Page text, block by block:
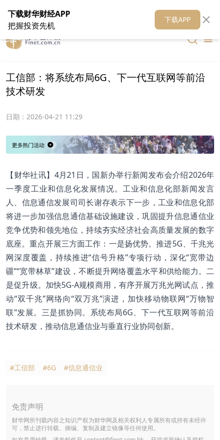
在线客服 关于我们 财华媒体矩阵 财华智库
工信部：将系统布局6G、下一代互联网等前沿
技术研发​
日期： 2026-04-21 11:29
​【财华社讯】4月21日，国新办举行新闻发布会介绍2026年
一季度工业和信息化发展情况。工业和信息化部新闻发言
人、信息通信发展司司长谢存表示下一步，工业和信息化部
将进一步加强信息通信基础设施建设，巩固提升信息通信业
竞争优势和领先地位，持续夯实经济社会高质量发展的数字
底座。重点开展三方面工作：一是扬优势。推进5G、千兆光
网深度覆盖，持续推进“信号升格”专项行动，深化“宽带边
疆”“宽带林草”建设，不断提升网络覆盖水平和供给能力。二
是促升级。加快5G-A规模商用，有序开展万兆光网试点，推
动“双千兆”网络向“双万兆”演进，加快移动物联网“万物智
联”发展。三是抓协同。系统布局6G、下一代互联网等前沿
技术研发，推动信息通信业与垂直行业协同创新。
#工信部 #6G #信息通信业
免责声明
财华网所刊载内容之知识产权为财华网及相关权利人专属所有或持有未经许
可，禁止进行转载、摘编、复制及建立镜像等任何使用。
下载财华财经APP
把握投资先机
下载APP